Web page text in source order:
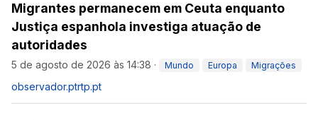
Migrantes permanecem em Ceuta enquanto
Justiça espanhola investiga atuação de
autoridades
5 de agosto de 2026 às 14:38 · Mundo Europa Migrações
observador.ptrtp.pt